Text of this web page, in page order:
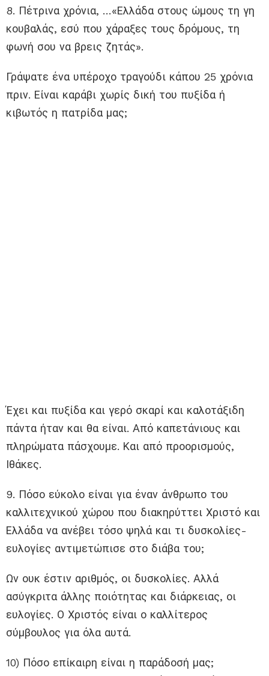
8. Πέτρινα χρόνια, …«Ελλάδα στους ώμους τη γη
κουβαλάς, εσύ που χάραξες τους δρόμους, τη
φωνή σου να βρεις ζητάς».
Γράψατε ένα υπέροχο τραγούδι κάπου 25 χρόνια
πριν. Είναι καράβι χωρίς δική του πυξίδα ή
κιβωτός η πατρίδα μας;
Έχει και πυξίδα και γερό σκαρί και καλοτάξιδη
πάντα ήταν και θα είναι. Από καπετάνιους και
πληρώματα πάσχουμε. Και από προορισμούς,
Ιθάκες.
9. Πόσο εύκολο είναι για έναν άνθρωπο του
καλλιτεχνικού χώρου που διακηρύττει Χριστό και
Ελλάδα να ανέβει τόσο ψηλά και τι δυσκολίες-
ευλογίες αντιμετώπισε στο διάβα του;
Ων ουκ έστιν αριθμός, οι δυσκολίες. Αλλά
ασύγκριτα άλλης ποιότητας και διάρκειας, οι
ευλογίες. Ο Χριστός είναι ο καλλίτερος
σύμβουλος για όλα αυτά.
10) Πόσο επίκαιρη είναι η παράδοσή μας;